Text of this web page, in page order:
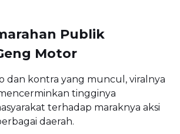
Publik
Motor
dan kontra yang muncul, viralnya
tingginya
terhadap maraknya aksi
daerah.